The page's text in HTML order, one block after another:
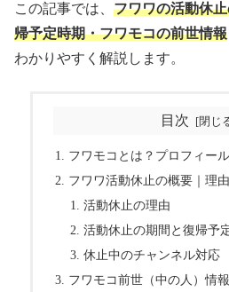
この記事では、 フワワの活動休
帰予定時期・フワモコの前世情報
わかりやすく解説します。
目次
フワモコとは？プロフィー
フワワ活動休止の概要｜理
活動休止の理由
活動休止の期間と復帰予
休止中のチャンネル対応
フワモコ前世（中の人）情